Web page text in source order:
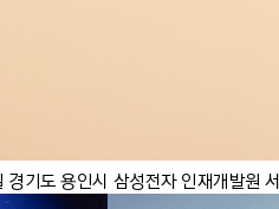
기도 용인시 삼성전자 인재개발원